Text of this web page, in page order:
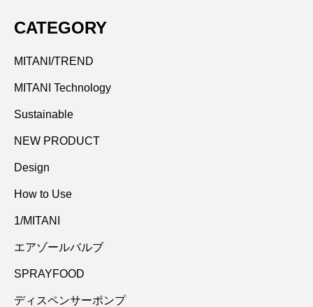
CATEGORY
MITANI/TREND
MITANI Technology
Sustainable
NEW PRODUCT
Design
How to Use
1/MITANI
エアゾールバルブ
SPRAYFOOD
ディスペンサーポンプ